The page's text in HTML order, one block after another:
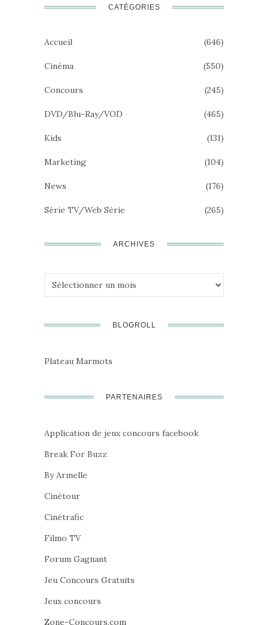
CATÉGORIES
Accueil (646)
Cinéma (550)
Concours (245)
DVD/Blu-Ray/VOD (465)
Kids (131)
Marketing (104)
News (176)
Série TV/Web Série (265)
ARCHIVES
Archives
BLOGROLL
Plateau Marmots
PARTENAIRES
Application de jeux concours facebook
Break For Buzz
By Armelle
Cinétour
Cinétrafic
Filmo TV
Forum Gagnant
Jeu Concours Gratuits
Jeux concours
Zone-Concours.com